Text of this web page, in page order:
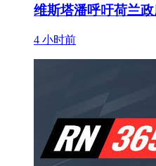
维斯塔潘呼吁荷兰
4 小时前